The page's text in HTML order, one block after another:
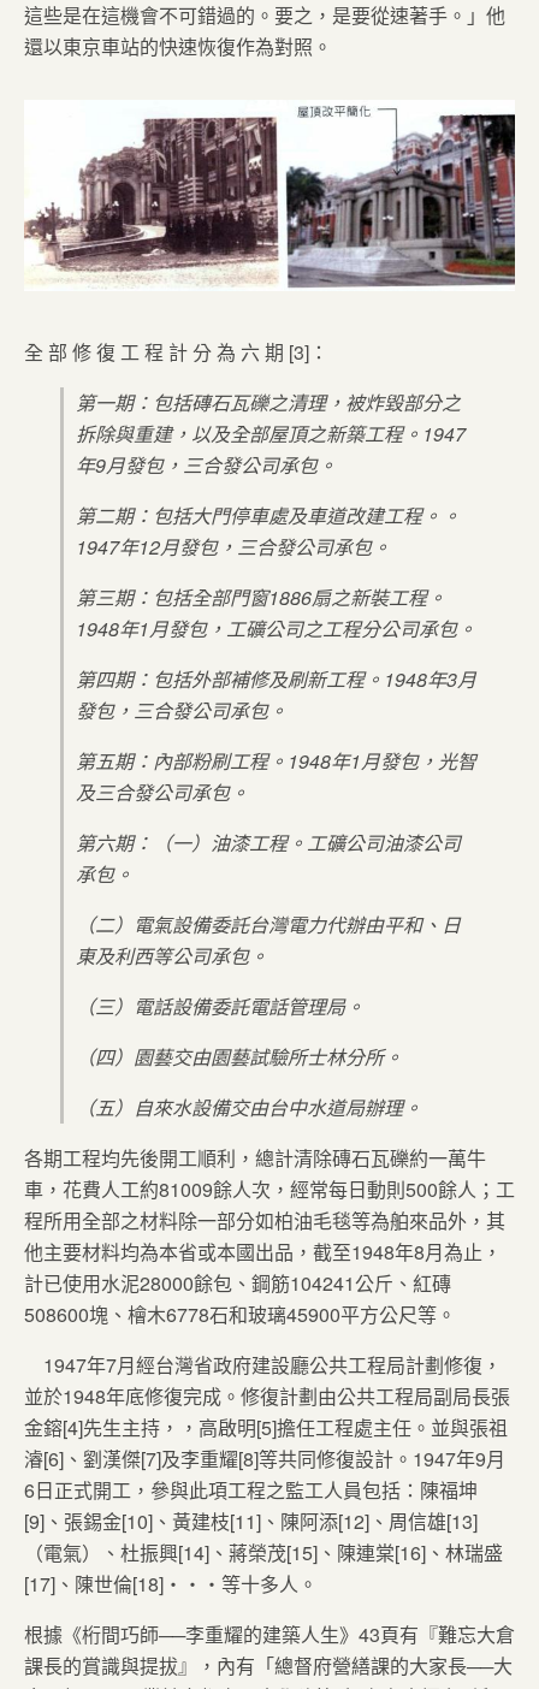
這些是在這機會不可錯過的。要之，是要從速著手。」他
還以東京車站的快速恢復作為對照。
全 部 修 復 工 程 計 分 為 六 期 [3]：
第一期：包括磚石瓦礫之清理，被炸毀部分之
拆除與重建，以及全部屋頂之新築工程。1947
年9月發包，三合發公司承包。
第二期：包括大門停車處及車道改建工程。。
1947年12月發包，三合發公司承包。
第三期：包括全部門窗1886扇之新裝工程。
1948年1月發包，工礦公司之工程分公司承包。
第四期：包括外部補修及刷新工程。1948年3月
發包，三合發公司承包。
第五期：內部粉刷工程。1948年1月發包，光智
及三合發公司承包。
第六期：（一）油漆工程。工礦公司油漆公司
承包。
（二）電氣設備委託台灣電力代辦由平和、日
東及利西等公司承包。
（三）電話設備委託電話管理局。
（四）園藝交由園藝試驗所士林分所。
（五）自來水設備交由台中水道局辦理。
各期工程均先後開工順利，總計清除磚石瓦礫約一萬牛
車，花費人工約81009餘人次，經常每日動則500餘人；工
程所用全部之材料除一部分如柏油毛毯等為舶來品外，其
他主要材料均為本省或本國出品，截至1948年8月為止，
計已使用水泥28000餘包、鋼筋104241公斤、紅磚
508600塊、檜木6778石和玻璃45900平方公尺等。
1947年7月經台灣省政府建設廳公共工程局計劃修復，
並於1948年底修復完成。修復計劃由公共工程局副局長張
金鎔[4]先生主持，，高啟明[5]擔任工程處主任。並與張祖
濬[6]、劉漢傑[7]及李重耀[8]等共同修復設計。1947年9月
6日正式開工，參與此項工程之監工人員包括：陳福坤
[9]、張錫金[10]、黃建枝[11]、陳阿添[12]、周信雄[13]
（電氣）、杜振興[14]、蔣榮茂[15]、陳連棠[16]、林瑞盛
[17]、陳世倫[18]‧‧‧等十多人。
根據《桁間巧師──李重耀的建築人生》43頁有『難忘大倉
課長的賞識與提拔』，內有「總督府營繕課的大家長──大